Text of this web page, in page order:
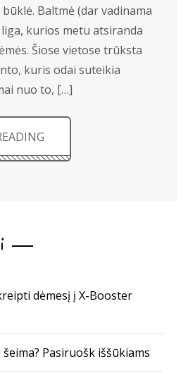
Baltmė (dar vadinama
kurios metu atsiranda
Šiose vietose trūksta
kuris odai suteikia
nuo to, […]
dėmesį į X-Booster
Pasiruošk iššūkiams